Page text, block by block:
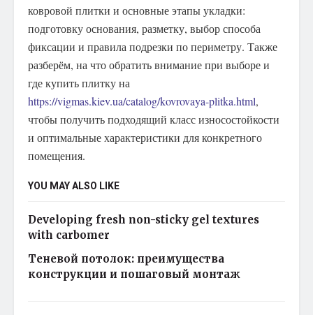
ковровой плитки и основные этапы укладки:
подготовку основания, разметку, выбор способа
фиксации и правила подрезки по периметру. Также
разберём, на что обратить внимание при выборе и
где купить плитку на
https://vigmas.kiev.ua/catalog/kovrovaya-plitka.html,
чтобы получить подходящий класс износостойкости
и оптимальные характеристики для конкретного
помещения.
YOU MAY ALSO LIKE
Developing fresh non-sticky gel textures
with carbomer
Теневой потолок: преимущества
конструкции и пошаговый монтаж